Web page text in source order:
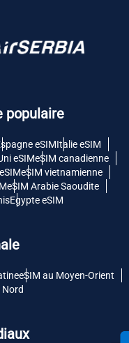
populaire
eSIMItalie eSIM
eSIMeSIM canadienne
eSIM vietnamienne
eSIM Arabie Saoudite
Egypte eSIM
eSIM au Moyen-Orient
Nord